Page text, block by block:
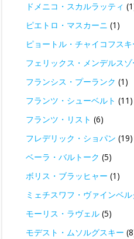
ドメニコ・スカルラッティ
ピエトロ・マスカーニ (1)
ピョートル・チャイコフスキ
フェリックス・メンデルスゾ
フランシス・プーランク (1)
フランツ・シューベルト (11)
フランツ・リスト (6)
フレデリック・ショパン (19)
ベーラ・バルトーク (5)
ボリス・ブラッヒャー (1)
ミェチスワフ・ヴァインベル
モーリス・ラヴェル (5)
モデスト・ムソルグスキー